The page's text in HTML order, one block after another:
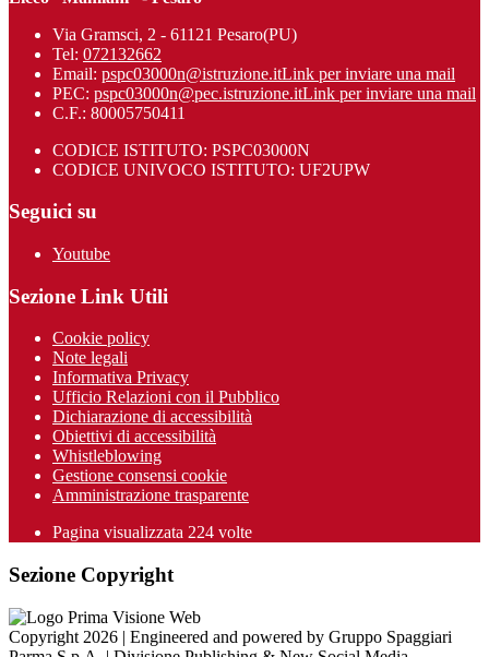
Via Gramsci, 2 - 61121 Pesaro(PU)
Tel: 072132662
Email: pspc03000n@istruzione.itLink per inviare una mail
PEC: pspc03000n@pec.istruzione.itLink per inviare una mail
C.F.: 80005750411
CODICE ISTITUTO: PSPC03000N
CODICE UNIVOCO ISTITUTO: UF2UPW
Seguici su
Youtube
Sezione Link Utili
Cookie policy
Note legali
Informativa Privacy
Ufficio Relazioni con il Pubblico
Dichiarazione di accessibilità
Obiettivi di accessibilità
Whistleblowing
Gestione consensi cookie
Amministrazione trasparente
Pagina visualizzata 224 volte
Sezione Copyright
Copyright 2026 | Engineered and powered by Gruppo Spaggiari